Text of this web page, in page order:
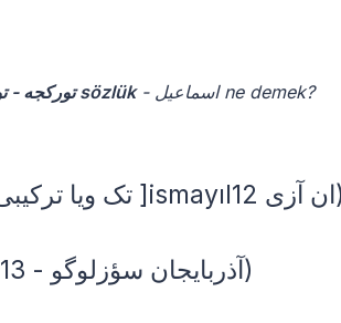
توركجه - توركجه sözlük - اسماعیل ne demek?
(آذربایجان سؤزلوگو - 2013؛ اسماعیل جعفرلی)